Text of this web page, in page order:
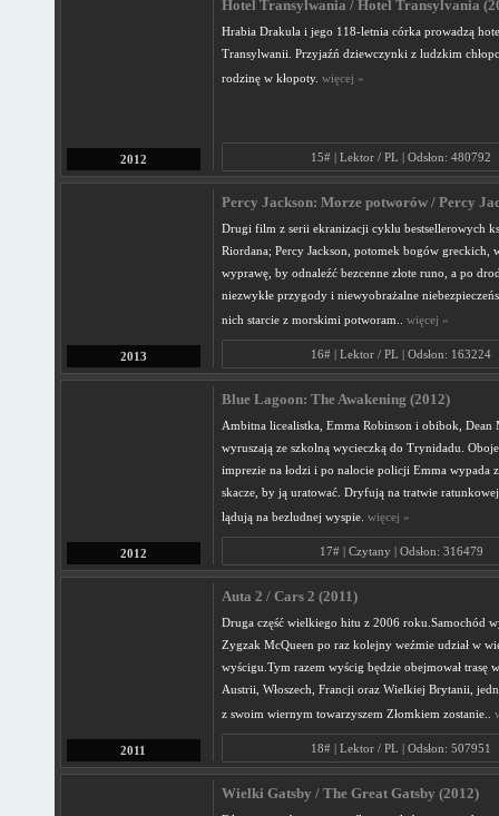
2012
Hotel Transylwania / Hotel Transylvania
Hrabia Drakula i jego 118-letnia córka prowadzą
Transylwanii. Przyjaźń dziewczynki z ludzkim
rodzinę w kłopoty. więcej »
15# | Lektor / PL | Odsłon: 480792
2013
Percy Jackson: Morze potworów / Percy
Drugi film z serii ekranizacji cyklu bestsellerowych
Riordana; Percy Jackson, potomek bogów greckich,
wyprawę, by odnaleźć bezcenne złote runo, a po
niezwykłe przygody i niewyobrażalne
nich starcie z morskimi potworam.. więcej »
16# | Lektor / PL | Odsłon: 163224
2012
Blue Lagoon: The Awakening (2012)
Ambitna licealistka, Emma Robinson i obibok, Dean
wyruszają ze szkolną wycieczką do Trynidadu.
imprezie na łodzi i po nalocie policji Emma wypada
skacze, by ją uratować. Dryfują na tratwie
lądują na bezludnej wyspie. więcej »
17# | Czytany | Odsłon: 316479
2011
Auta 2 / Cars 2 (2011)
Druga część wielkiego hitu z 2006 roku.Samochód
Zygzak McQueen po raz kolejny weźmie udział w
wyścigu.Tym razem wyścig będzie obejmował trasę
Austrii, Włoszech, Francji oraz Wielkiej Brytanii,
z swoim wiernym towarzyszem Złomkiem zostanie..
18# | Lektor / PL | Odsłon: 507951
Wielki Gatsby / The Great Gatsby (2012)